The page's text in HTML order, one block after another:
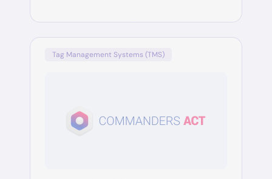
Tag Management Systems (TMS)